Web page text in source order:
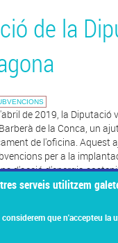
de la
de 2019, la Diputació
de la Conca, un
de l'oficina. Aquest
per a la
d'acció d'energia
al pacte d'alcaldes i
serveis utilitzem
que n'accepteu la